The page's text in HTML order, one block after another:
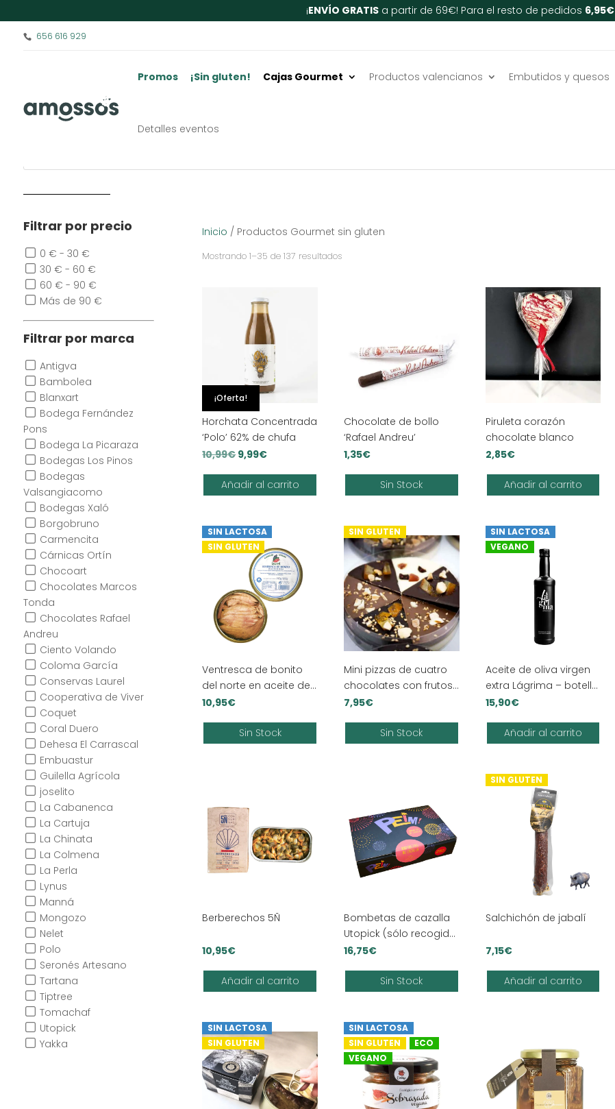
¡ENVÍO GRATIS a partir de 69€! Para el resto de pedidos 6,95€
656 616 929
Promos ¡Sin gluten! Cajas Gourmet Productos valencianos Embutidos y quesos
Detalles eventos
Productos Gourmet sin gluten
Filtrar por precio
0 € - 30 €
30 € - 60 €
60 € - 90 €
Más de 90 €
Filtrar por marca
Antigva
Bambolea
Blanxart
Bodega Fernández
Pons
Bodega La Picaraza
Bodegas Los Pinos
Bodegas
Valsangiacomo
Bodegas Xaló
Borgobruno
Carmencita
Cárnicas Ortín
Chocoart
Chocolates Marcos
Tonda
Chocolates Rafael
Andreu
Ciento Volando
Coloma García
Conservas Laurel
Cooperativa de Viver
Coquet
Coral Duero
Dehesa El Carrascal
Embuastur
Guilella Agrícola
joselito
La Cabanenca
La Cartuja
La Chinata
La Colmena
La Perla
Lynus
Manná
Mongozo
Nelet
Polo
Seronés Artesano
Tartana
Tiptree
Tomachaf
Utopick
Yakka
Inicio / Productos Gourmet sin gluten
Mostrando 1–35 de 137 resultados
¡Oferta!
Horchata Concentrada
‘Polo’ 62% de chufa
10,99€El
precio
original
10,99€.
9,99€El
precio
actual
9,99€.
Añadir al carrito
Chocolate de bollo
‘Rafael Andreu’
1,35€
Sin Stock
Piruleta corazón
chocolate blanco
2,85€
Añadir al carrito
SIN LACTOSA
SIN GLUTEN
Ventresca de bonito
del norte en aceite de
oliva
10,95€
Sin Stock
SIN GLUTEN
Mini pizzas de cuatro
chocolates con frutos
secos y frutas
7,95€
Sin Stock
SIN LACTOSA
VEGANO
Aceite de oliva virgen
extra Lágrima – botella
500ml.
15,90€
Añadir al carrito
Berberechos 5Ñ
10,95€
Añadir al carrito
Bombetas de cazalla
Utopick (sólo recogida
EN TIENDA)
16,75€
Sin Stock
SIN GLUTEN
Salchichón de jabalí
7,15€
Añadir al carrito
SIN LACTOSA
SIN GLUTEN
SIN LACTOSA
SIN GLUTEN
ECO
VEGANO